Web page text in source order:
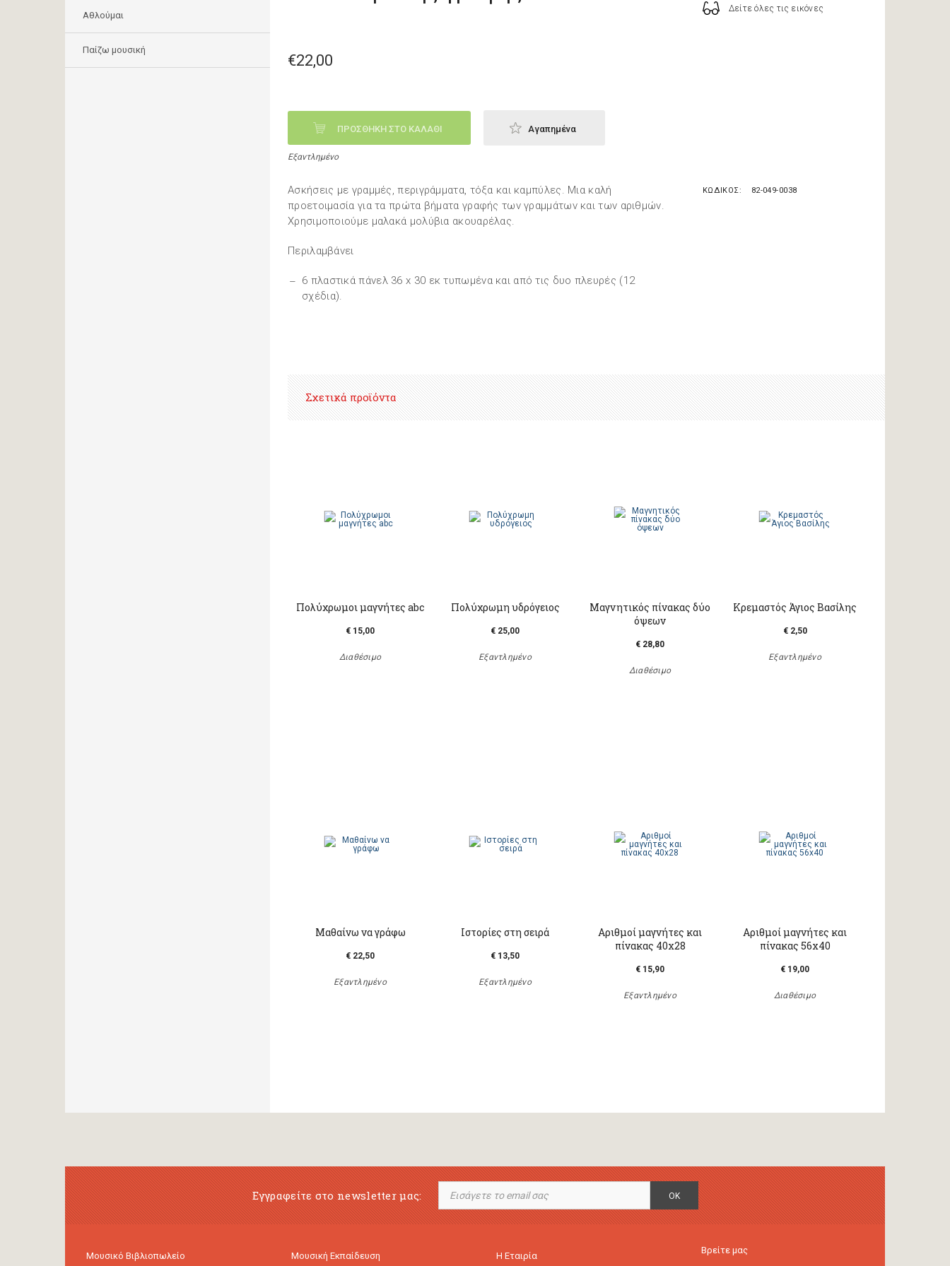
Αθλούμαι
Παίζω μουσική
€22,00
ΠΡΟΣΘΗΚΗ ΣΤΟ ΚΑΛΑΘΙ Αγαπημένα
Εξαντλημένο
Δείτε όλες τις εικόνες
Ασκήσεις με γραμμές, περιγράμματα, τόξα και καμπύλες. Μια καλή
προετοιμασία για τα πρώτα βήματα γραφής των γραμμάτων και των αριθμών.
Χρησιμοποιούμε μαλακά μολύβια ακουαρέλας.
Περιλαμβάνει
6 πλαστικά πάνελ 36 x 30 εκ τυπωμένα και από τις δυο πλευρές (12
σχέδια).
ΚΩΔΙΚΟΣ 82-049-0038
Σχετικά προϊόντα
Πολύχρωμοι μαγνήτες abc
€ 15,00
Διαθέσιμο
Πολύχρωμη υδρόγειος
€ 25,00
Εξαντλημένο
Μαγνητικός πίνακας δύο
όψεων
€ 28,80
Διαθέσιμο
Κρεμαστός Άγιος Βασίλης
€ 2,50
Εξαντλημένο
Μαθαίνω να γράφω
€ 22,50
Εξαντλημένο
Ιστορίες στη σειρά
€ 13,50
Εξαντλημένο
Αριθμοί μαγνήτες και
πίνακας 40x28
€ 15,90
Εξαντλημένο
Αριθμοί μαγνήτες και
πίνακας 56x40
€ 19,00
Διαθέσιμο
Εγγραφείτε στο newsletter μας: OK
Μουσικό Βιβλιοπωλείο Μουσική Εκπαίδευση Η Εταιρία
Βρείτε μας